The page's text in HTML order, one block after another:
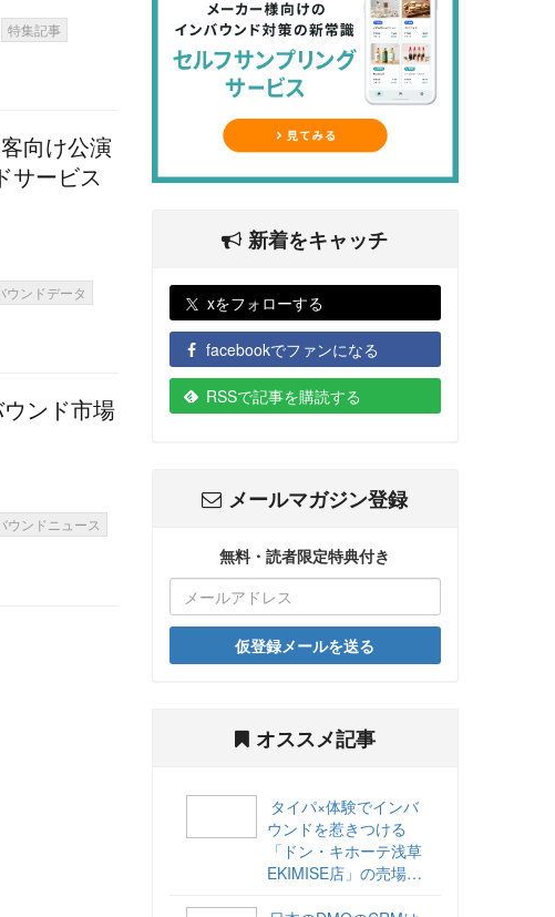
特集記事
向け公演
サービス
ウンドデータ
ンド市場
ウンドニュース
新着をキャッチ
xをフォローする
facebookでファンになる
RSSで記事を購読する
メールマガジン登録
無料・読者限定特典付き
仮登録メールを送る
オススメ記事
タイパ×体験でインバ
ウンドを惹きつける
「ドン・キホーテ浅草
EKIMISE店」の売場づ